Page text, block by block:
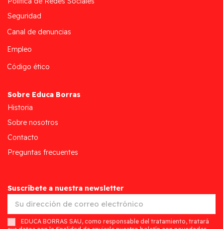
Seguridad
Canal de denuncias
Empleo
Código ético
Sobre Educa Borras
Historia
Sobre nosotros
Contacto
Preguntas frecuentes
Suscríbete a nuestra newsletter
EDUCA BORRAS SAU, como responsable del tratamiento, tratará